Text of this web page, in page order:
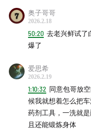
奥子哥哥
2026.2.18
50:20 去老兴鲜试了
爆了
爱思希
2026.2.19
1:10:32 同意包哥放
候我就想着怎么把
药剂工具，一洗就
且还能锻炼身体